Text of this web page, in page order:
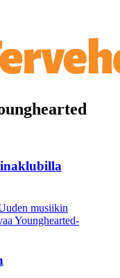
musiikin
Younghearted-